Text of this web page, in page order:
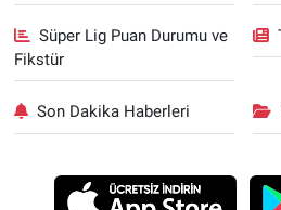
Süper Lig Puan Durumu ve
Fikstür
Son Dakika Haberleri